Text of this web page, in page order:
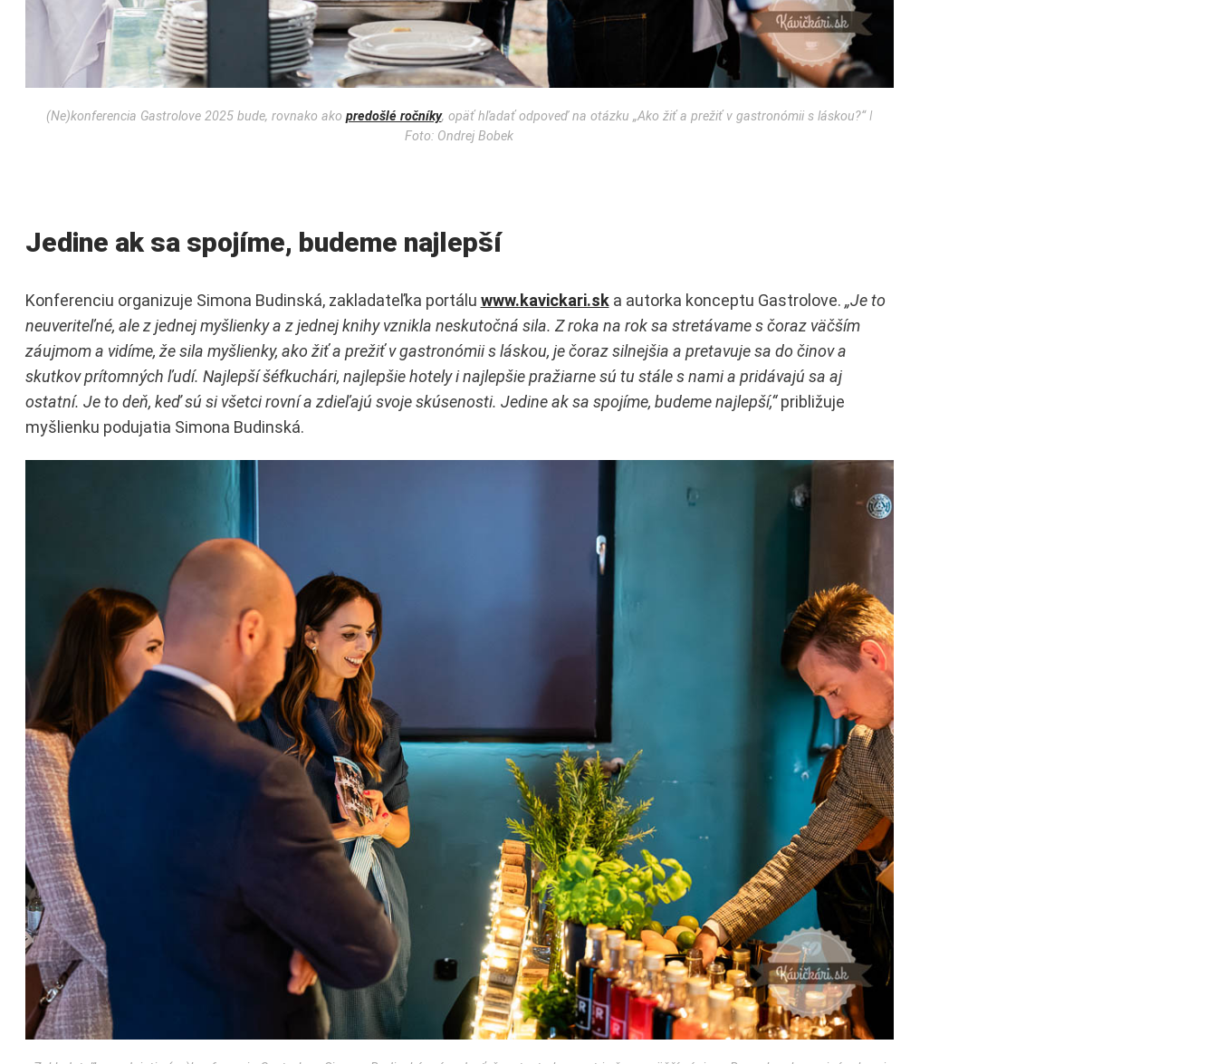
(Ne)konferencia Gastrolove 2025 bude, rovnako ako predošlé ročníky, opäť hľadať odpoveď na otázku „Ako žiť a prežiť v gastronómii s láskou?“ ǀ
Foto: Ondrej Bobek
Jedine ak sa spojíme, budeme najlepší
Konferenciu organizuje Simona Budinská, zakladateľka portálu www.kavickari.ska autorka konceptu Gastrolove. „Je to
neuveriteľné, ale z jednej myšlienky a z jednej knihy vznikla neskutočná sila. Z roka na rok sa stretávame s čoraz väčším
záujmom a vidíme, že sila myšlienky, ako žiť a prežiť v gastronómii s láskou, je čoraz silnejšia a pretavuje sa do činov a
skutkov prítomných ľudí. Najlepší šéfkuchári, najlepšie hotely i najlepšie pražiarne sú tu stále s nami a pridávajú sa aj
ostatní. Je to deň, keď sú si všetci rovní a zdieľajú svoje skúsenosti. Jedine ak sa spojíme, budeme najlepší,“približuje
myšlienku podujatia Simona Budinská.